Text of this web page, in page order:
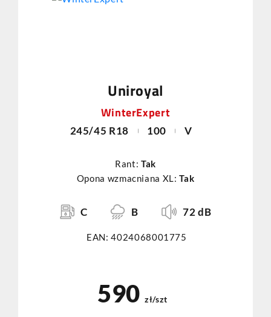
Uniroyal
WinterExpert
245/45 R18 100 V
Rant: Tak
Opona wzmacniana XL:Tak
C B 72 dB
EAN: 4024068001775
590 zł/szt